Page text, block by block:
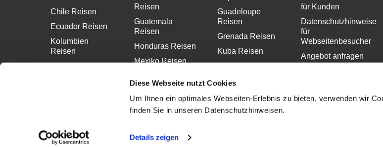
Diese Webseite nutzt Cookies
Um Ihnen ein optimales Webseiten-Erlebnis zu bieten, verwenden wir
finden Sie in unseren Datenschutzhinweisen.
Details zeigen
Chile Reisen
Ecuador Reisen
Kolumbien
Reisen
Reisen
Guatemala
Reisen
Honduras Reisen
Mexiko Reisen
Reisen
Panama Reisen
Guadeloupe
Reisen
Grenada Reisen
Kuba Reisen
Reisen
für Kunden
Datenschutzhinweise
für
Webseitenbesucher
Angebot anfragen
Pressekontakt